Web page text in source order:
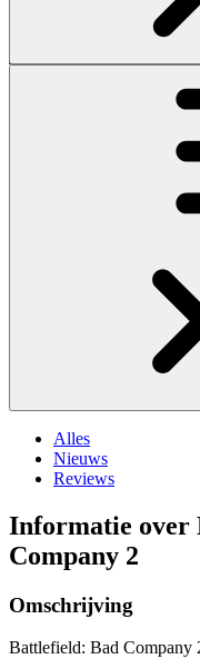
Alles
Nieuws
Reviews
Informatie over
Company 2
Omschrijving
Battlefield: Bad Company